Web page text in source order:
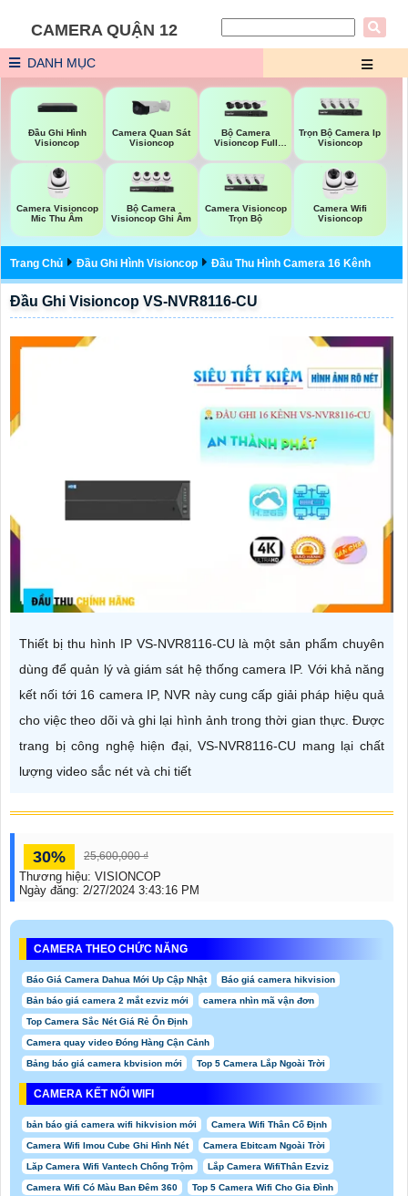
CAMERA QUẬN 12
DANH MỤC
Đầu Ghi Hình
Visioncop
Camera Quan Sát
Visioncop
Bộ Camera
Visioncop Full
Trọn Bộ Camera Ip
Visioncop
Camera Visioncop
Mic Thu Âm
Bộ Camera
Visioncop Ghi Âm
Camera Visioncop
Trọn Bộ
Camera Wifi
Visioncop
Trang Chủ Đầu Ghi Hình Visioncop Đầu Thu Hình Camera 16 Kênh
Đầu Ghi Visioncop VS-NVR8116-CU
Thiết bị thu hình IP VS-NVR8116-CU là một sản phẩm chuyên
dùng để quản lý và giám sát hệ thống camera IP. Với khả năng
kết nối tới 16 camera IP, NVR này cung cấp giải pháp hiệu quả
cho việc theo dõi và ghi lại hình ảnh trong thời gian thực. Được
trang bị công nghệ hiện đại, VS-NVR8116-CU mang lại chất
lượng video sắc nét và chi tiết
30% 25,600,000 ₫
Thương hiệu: VISIONCOP
Ngày đăng: 2/27/2024 3:43:16 PM
CAMERA THEO CHỨC NĂNG
Báo Giá Camera Dahua Mới Up Cập Nhật Báo giá camera hikvision
Bản báo giá camera 2 mắt ezviz mới camera nhìn mã vận đơn
Top Camera Sắc Nét Giá Rẻ Ổn Định
Camera quay video Đóng Hàng Cận Cảnh
Bảng báo giá camera kbvision mới Top 5 Camera Lắp Ngoài Trời
CAMERA KẾT NỐI WIFI
bản báo giá camera wifi hikvision mới Camera Wifi Thân Cố Định
Camera Wifi Imou Cube Ghi Hình Nét Camera Ebitcam Ngoài Trời
Lăp Camera Wifi Vantech Chống Trộm Lắp Camera WifiThân Ezviz
Camera Wifi Có Màu Ban Đêm 360 Top 5 Camera Wifi Cho Gia Đình